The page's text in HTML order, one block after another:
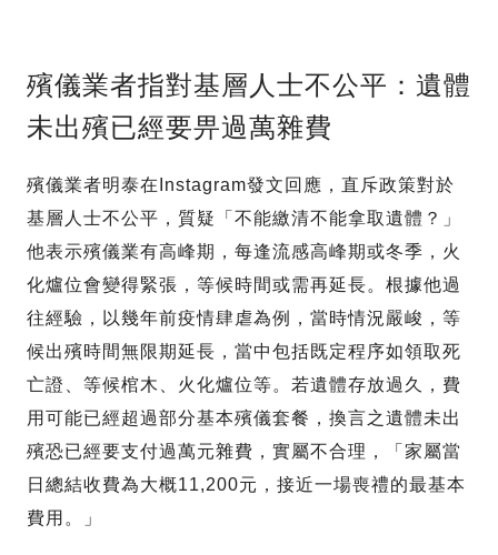
殯儀業者指對基層人士不公平：遺體
未出殯已經要畀過萬雜費
殯儀業者明泰在Instagram發文回應，直斥政策對於
基層人士不公平，質疑「不能繳清不能拿取遺體？」
他表示殯儀業有高峰期，每逢流感高峰期或冬季，火
化爐位會變得緊張，等候時間或需再延長。根據他過
往經驗，以幾年前疫情肆虐為例，當時情況嚴峻，等
候出殯時間無限期延長，當中包括既定程序如領取死
亡證、等候棺木、火化爐位等。若遺體存放過久，費
用可能已經超過部分基本殯儀套餐，換言之遺體未出
殯恐已經要支付過萬元雜費，實屬不合理，「家屬當
日總結收費為大概11,200元，接近一場喪禮的最基本
費用。」